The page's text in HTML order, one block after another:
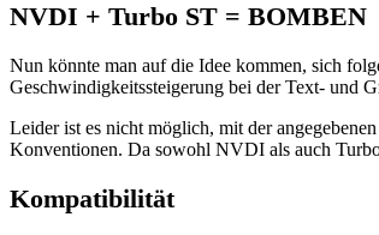
NVDI + Turbo ST = BOMBEN
Nun könnte man auf die Idee kommen, sich
Geschwindigkeitssteigerung bei der Text- und
Leider ist es nicht möglich, mit der
Konventionen. Da sowohl NVDI als auch
Kompatibilität